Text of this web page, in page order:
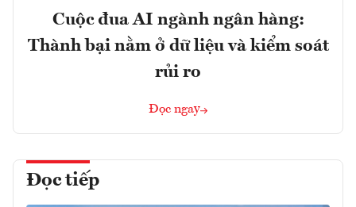
Cuộc đua AI ngành ngân hàng:
Thành bại nằm ở dữ liệu và kiểm soát
rủi ro
Đọc ngay
Đọc tiếp